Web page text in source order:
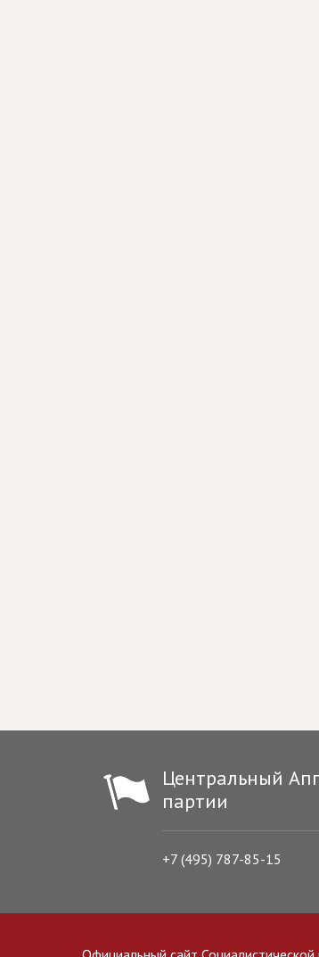
Центральный
партии
+7 (495) 787-85-15